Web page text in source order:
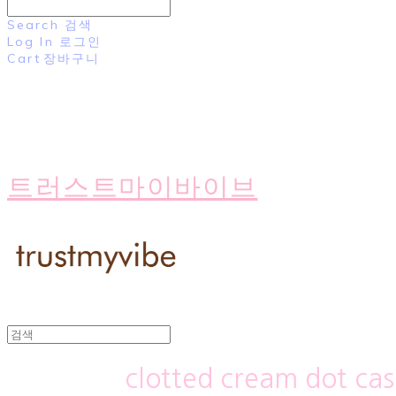
Search 검색
Log In 로그인
Cart 장바구니
트러스트마이바이브
clotted cream dot